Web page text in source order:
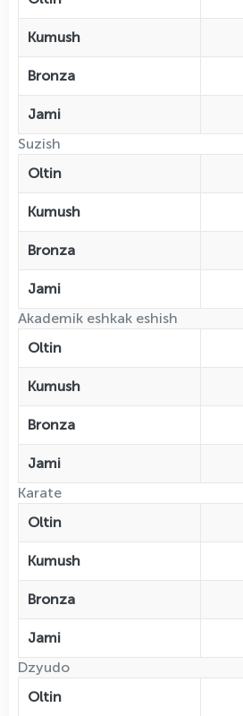
Kumush
Bronza
Jami
Suzish
Oltin
Kumush
Bronza
Jami
Akademik eshkak eshish
Oltin
Kumush
Bronza
Jami
Karate
Oltin
Kumush
Bronza
Jami
Dzyudo
Oltin